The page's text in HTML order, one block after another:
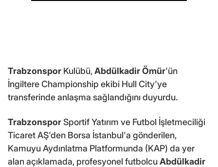
Trabzonspor Kulübü,Abdülkadir Ömür'ün
İngiltere Championship ekibi Hull City'ye
transferinde anlaşma sağlandığını duyurdu.
TrabzonsporSportif Yatırım ve Futbol İşletmeciliği
Ticaret AŞ'den Borsa İstanbul'a gönderilen,
Kamuyu Aydınlatma Platformunda (KAP) da yer
alan açıklamada, profesyonel futbolcuAbdülkadir